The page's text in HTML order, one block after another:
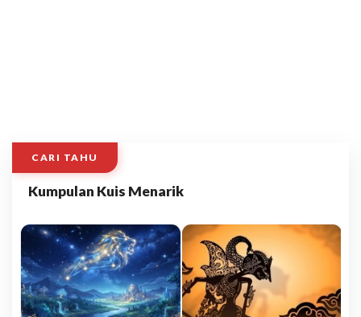
CARI TAHU
Kumpulan Kuis Menarik